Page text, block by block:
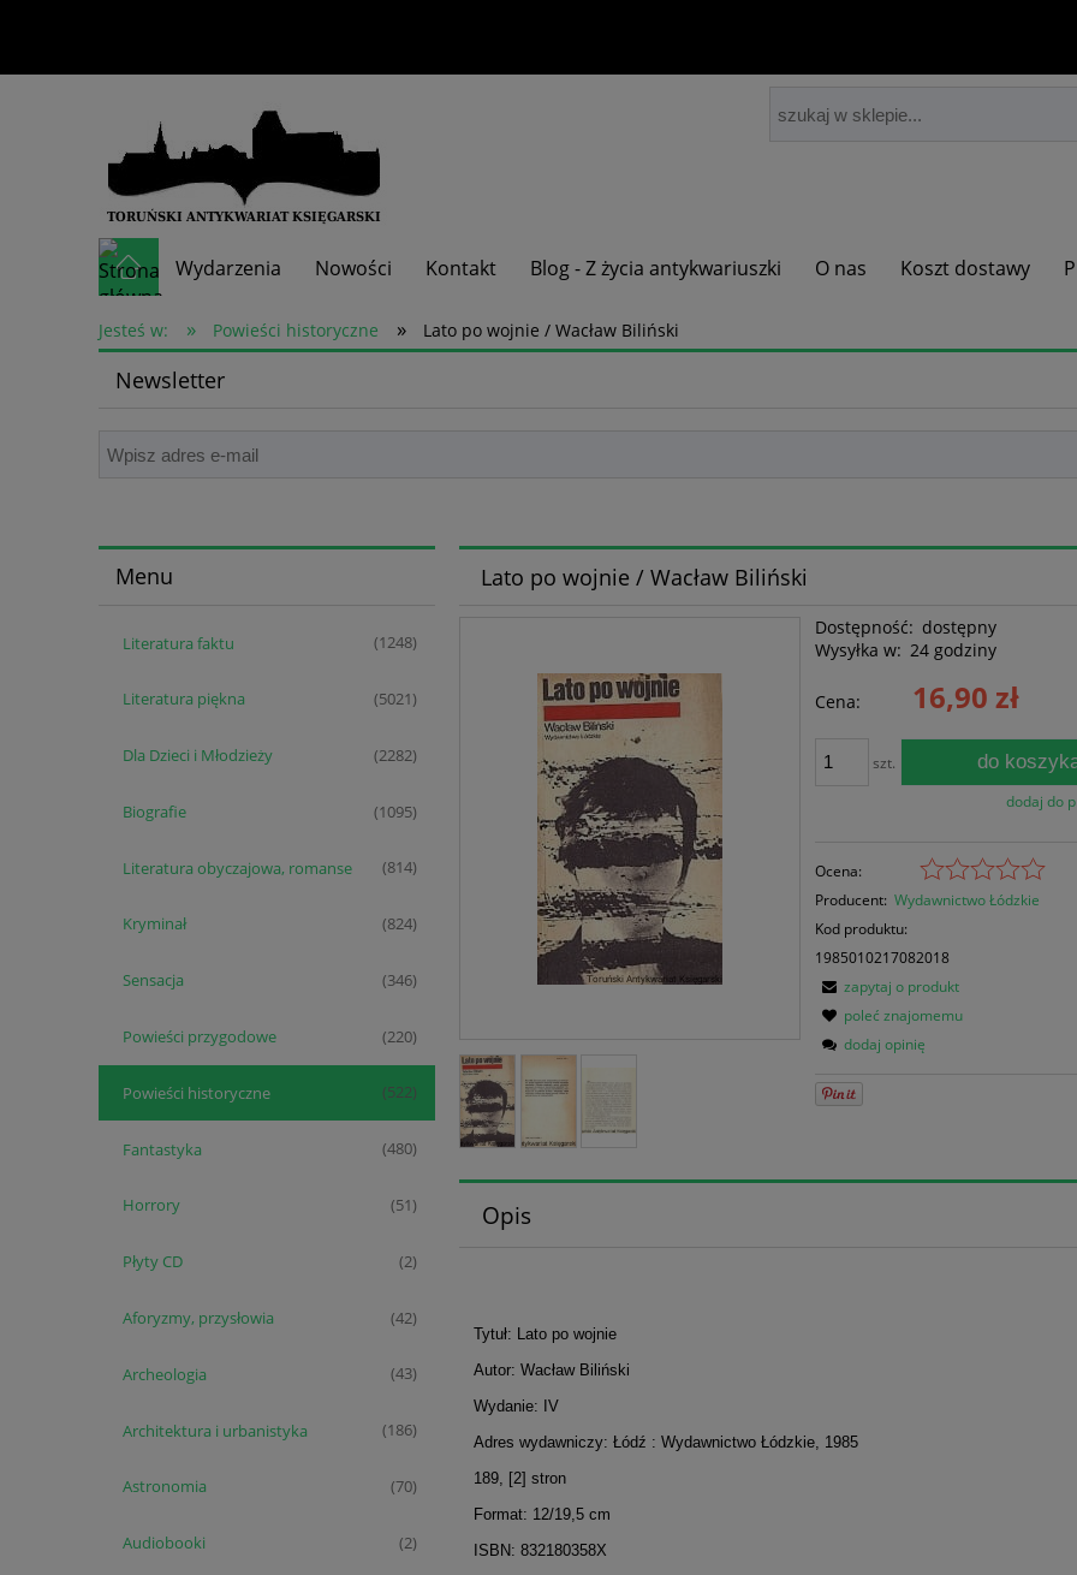
Wydarzenia Nowości Kontakt Blog - Z życia antykwariuszki O nas Koszt dostawy
Skup książek
Jesteś w: » Powieści historyczne » Lato po wojnie / Wacław Biliński
Newsletter
Menu
Literatura faktu (1248)
Literatura piękna (5021)
Dla Dzieci i Młodzieży (2282)
Biografie (1095)
Literatura obyczajowa, romanse (814)
Kryminał (824)
Sensacja (346)
Powieści przygodowe (220)
Powieści historyczne (522)
Fantastyka (480)
Horrory (51)
Płyty CD (2)
Aforyzmy, przysłowia (42)
Archeologia (43)
Architektura i urbanistyka (186)
Astronomia (70)
Audiobooki (2)
Lato po wojnie / Wacław Biliński
Dostępność: dostępny
Wysyłka w: 24 godziny
Cena: 16,90 zł
szt. do
dodaj do
Ocena:
Producent: Wydawnictwo Łódzkie
Kod produktu:
1985010217082018
zapytaj o produkt
poleć znajomemu
dodaj opinię
Opis
Tytuł: Lato po wojnie
Autor: Wacław Biliński
Wydanie: IV
Adres wydawniczy: Łódź : Wydawnictwo Łódzkie, 1985
189, [2] stron
Format: 12/19,5 cm
ISBN: 832180358X